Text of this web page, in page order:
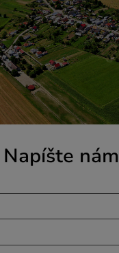
Napíšte nám